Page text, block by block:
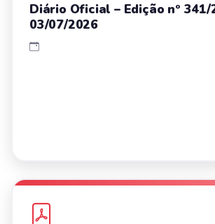
Diário Oficial – Edição nº 341/
03/07/2026